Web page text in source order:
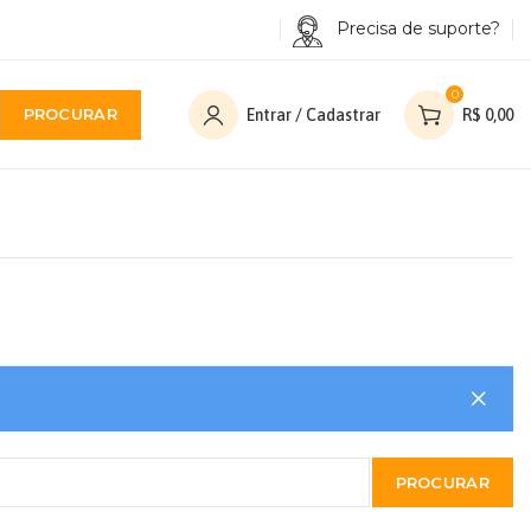
Precisa de suporte?
PROCURAR Entrar / Cadastrar
0
R$ 0,00
PROCURAR